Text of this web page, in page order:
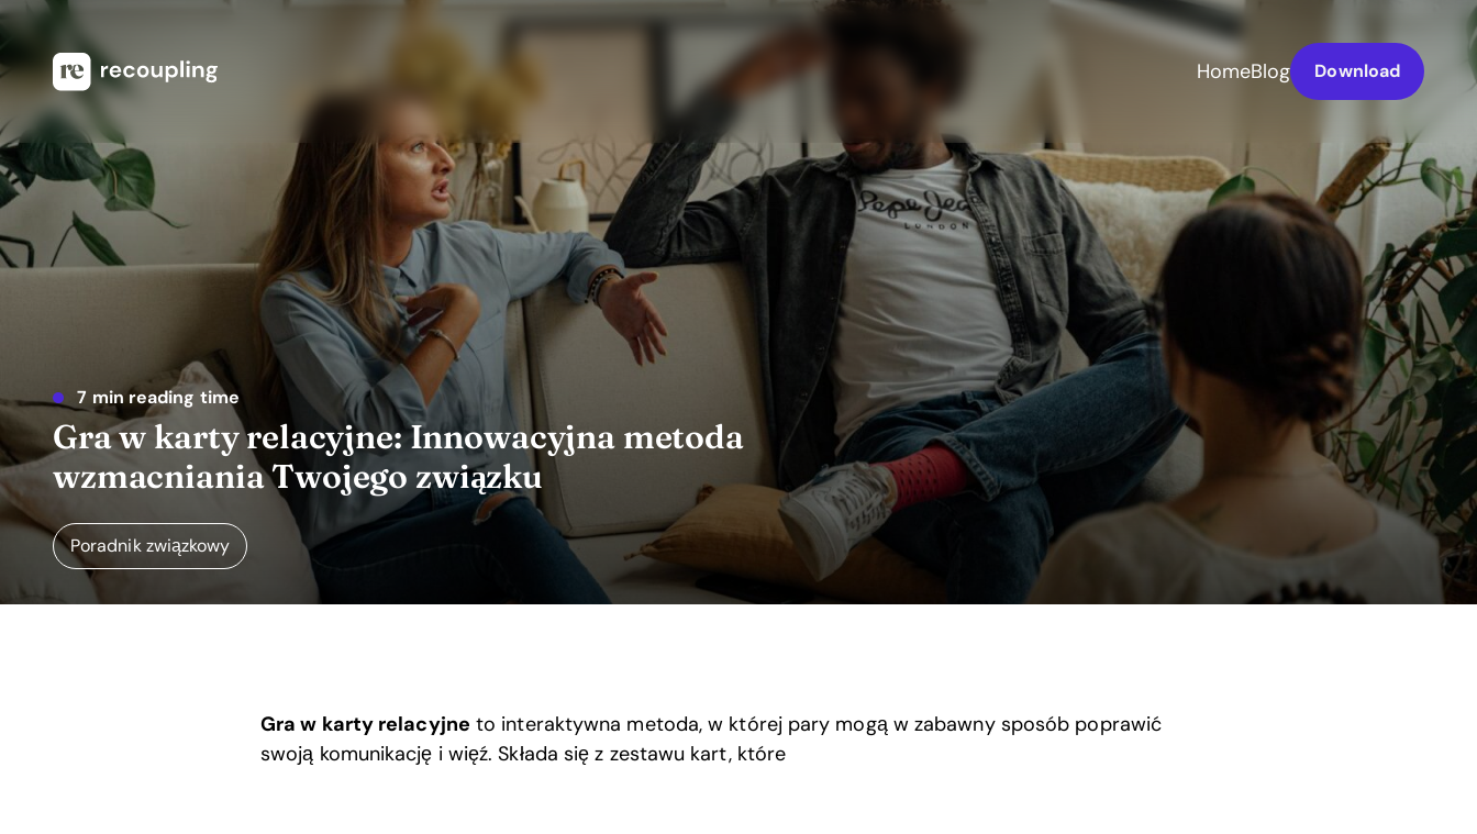
HomeBlog Download
7 min reading time
Gra w karty relacyjne: Innowacyjna metoda
wzmacniania Twojego związku
Poradnik związkowy
Gra w karty relacyjne to interaktywna metoda, w której pary mogą w zabawny sposób poprawić
swoją komunikację i więź. Składa się z zestawu kart, które